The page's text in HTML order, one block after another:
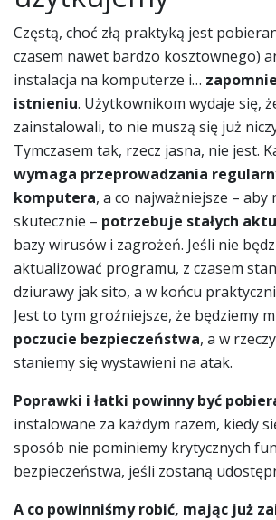
Częstą, choć złą praktyką jest
czasem nawet bardzo kosztownego)
instalacja na komputerze i…
istnieniu. Użytkownikom wydaje się,
zainstalowali, to nie muszą się już
Tymczasem tak, rzecz jasna, nie jest.
wymaga przeprowadzania
komputera, a co najważniejsze – aby
skutecznie – potrzebuje stałych
bazy wirusów i zagrożeń. Jeśli nie
aktualizować programu, z czasem
dziurawy jak sito, a w końcu
Jest to tym groźniejsze, że będziemy
poczucie bezpieczeństwa, a w
staniemy się wystawieni na atak.
Poprawki i łatki powinny być
instalowane za każdym razem, kiedy
sposób nie pominiemy krytycznych
bezpieczeństwa, jeśli zostaną
A co powinniśmy robić, mając już